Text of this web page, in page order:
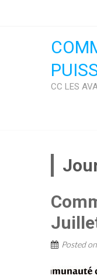
CC LES
Posted on